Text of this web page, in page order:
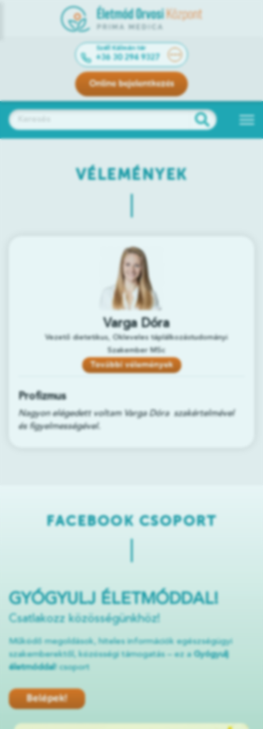
Széll Kálmán tér
+36 30 294 9327
Online bejelentkezés
VÉLEMÉNYEK
Varga Dóra
Vezető dietetikus, Okleveles táplálkozástudományi
Szakember MSc
További vélemények
Profizmus
Nagyon elégedett voltam Varga Dóra szakértelmével
és figyelmességével.
FACEBOOK CSOPORT
GYÓGYULJ ÉLETMÓDDAL!
Csatlakozz közösségünkhöz!
Működő megoldások, hiteles információk egészségügyi
szakemberektől, közösségi támogatás – ez a Gyógyulj
életmóddal! csoport
Belépek!